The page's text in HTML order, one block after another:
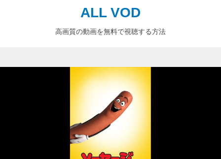
ALL VOD
高画質の動画を無料で視聴する方法